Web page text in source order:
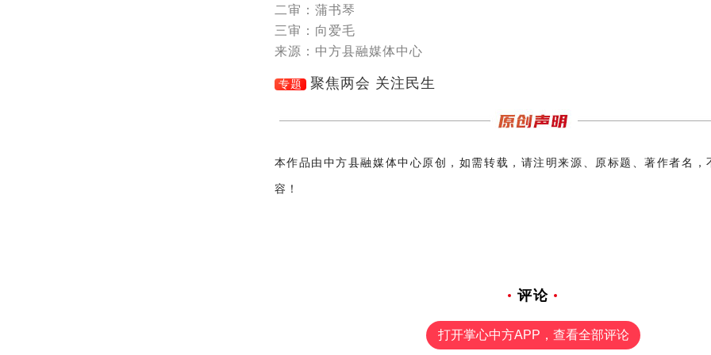
二审：蒲书琴
三审：向爱毛
来源：中方县融媒体中心
专题 聚焦两会 关注民生
本作品由中方县融媒体中心原创，如需转载，请注明来源、原标题、著作者名，
容！
评论
打开掌心中方APP，查看全部评论